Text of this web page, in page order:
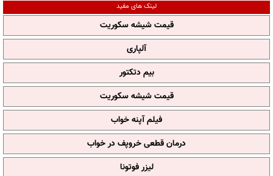
لینک های مفید
قیمت شیشه سکوریت
آلپاری
بیم دتکتور
قیمت شیشه سکوریت
فیلم آپنه خواب
درمان قطعی خروپف در خواب
لیزر فوتونا